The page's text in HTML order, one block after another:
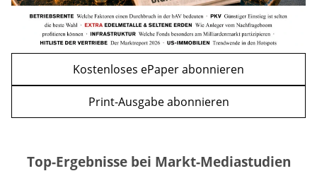
Kostenloses ePaper abonnieren
Print-Ausgabe abonnieren
Top-Ergebnisse bei Markt-Mediastudien